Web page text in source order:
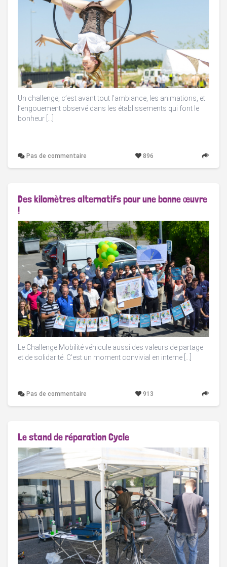
Un challenge, c’est avant tout l’ambiance, les animations, et
l’engouement observé dans les établissements qui font le
bonheur […]
Pas de commentaire 896
Des kilomètres alternatifs pour une bonne œuvre
!
Le Challenge Mobilité véhicule aussi des valeurs de partage
et de solidarité. C’est un moment convivial en interne […]
Pas de commentaire 913
Le stand de réparation Cycle